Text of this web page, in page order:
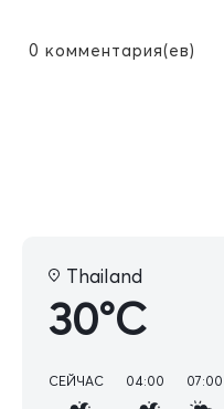
0 комментария(ев)
Thailand
30°C
СЕЙЧАС 04:00 07:00